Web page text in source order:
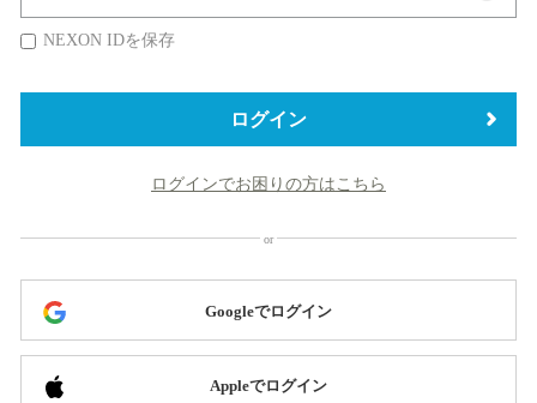
表
替
NEXON IDを保存
ログイン
ログインでお困りの方はこちら
Googleでログイン
Appleでログイン